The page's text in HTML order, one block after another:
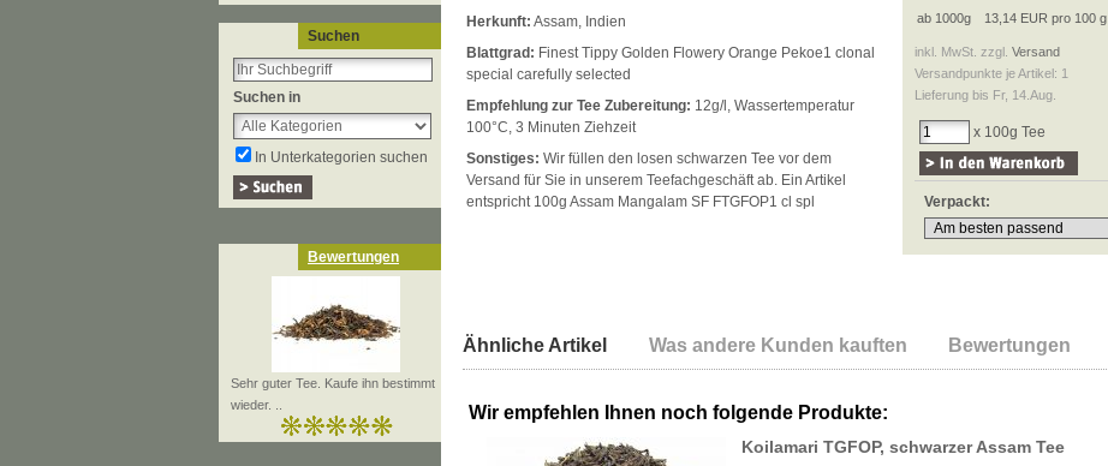
Suchen
Suchen in
In Unterkategorien suchen
Bewertungen
Sehr guter Tee. Kaufe ihn bestimmt
wieder. ..
Herkunft: Assam, Indien
Blattgrad: Finest Tippy Golden Flowery Orange Pekoe1 clonal
special carefully selected
Empfehlung zur Tee Zubereitung: 12g/l, Wassertemperatur
100°C, 3 Minuten Ziehzeit
Sonstiges: Wir füllen den losen schwarzen Tee vor dem
Versand für Sie in unserem Teefachgeschäft ab. Ein Artikel
entspricht 100g Assam Mangalam SF FTGFOP1 cl spl
ab 1000g
13,14 EUR pro 100 g
inkl. MwSt. zzgl. Versand
Versandpunkte je Artikel: 1
Lieferung bis Fr, 14.Aug.
x 100g Tee
Verpackt:
Ähnliche Artikel Was andere Kunden kauften Bewertungen
Wir empfehlen Ihnen noch folgende Produkte:
Koilamari TGFOP, schwarzer Assam Tee